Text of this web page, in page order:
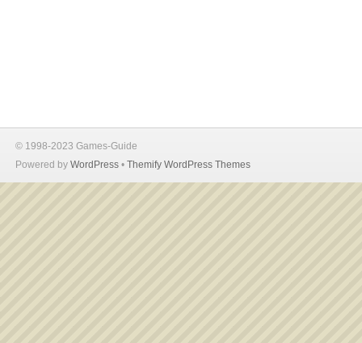
© 1998-2023 Games-Guide
Powered by WordPress • Themify WordPress Themes